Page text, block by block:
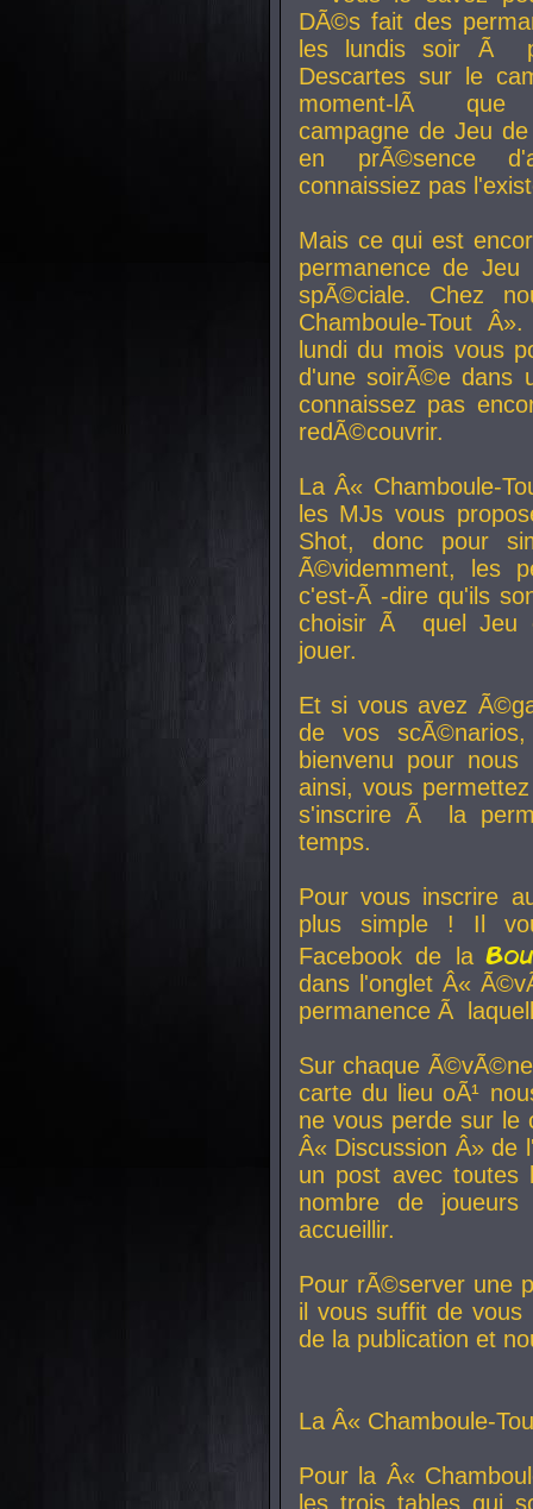
DÃ©s fait des
les lundis soir Ã
Descartes sur le
moment-lÃ que
campagne de Jeu
en prÃ©sence
connaissiez pas
Mais ce qui est
permanence de
spÃ©ciale. Chez
Chamboule-Tout
lundi du mois vous
d'une soirÃ©e dans
connaissez pas
redÃ©couvrir.
La Â« Chamboule-
les MJs vous
Shot, donc pour
Ã©videmment, les
c'est-Ã -dire qu'ils
choisir Ã quel Jeu
jouer.
Et si vous avez
de vos
bienvenu pour
ainsi, vous
s'inscrire Ã la
temps.
Pour vous inscrire
plus simple ! Il
Facebook de la
dans l'onglet Â«
permanence Ã
Sur chaque
carte du lieu oÃ¹
ne vous perde sur le
Â« Discussion Â» de
un post avec toutes
nombre de
accueillir.
Pour rÃ©server une
il vous suffit de vous
de la publication et
La Â« Chamboule-
Pour la Â«
les trois tables qui